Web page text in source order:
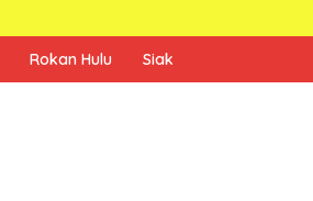
Rokan Hulu Siak